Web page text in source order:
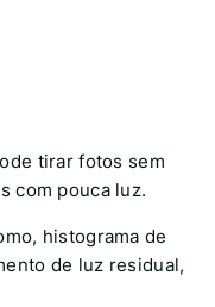
tirar fotos sem
com pouca luz.
histograma de
de luz residual,